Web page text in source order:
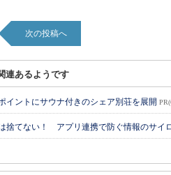
次の投稿へ
連あるようです
イントにサウナ付きのシェア別荘を展開
捨てない！ アプリ連携で防ぐ情報のサイ